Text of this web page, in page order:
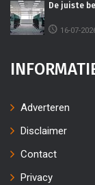
De juiste
16-07-
Adverteren
Disclaimer
Contact
Privacy